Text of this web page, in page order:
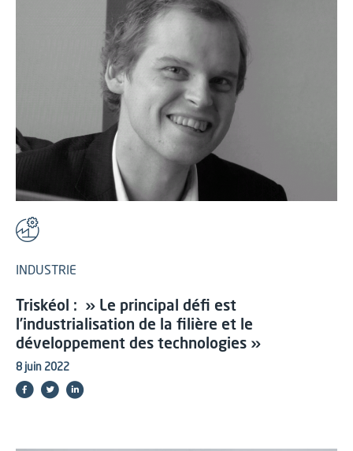
INDUSTRIE
Triskéol : » Le principal défi est
l’industrialisation de la filière et le
développement des technologies »
8 juin 2022